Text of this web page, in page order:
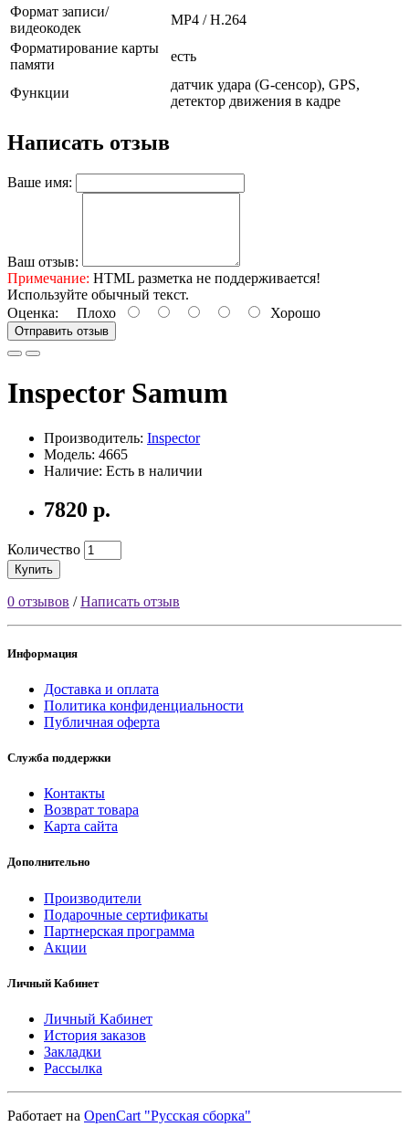
Формат записи/
видеокодек
MP4 / H.264
Форматирование карты
памяти
есть
Функции
датчик удара (G-сенсор), GPS,
детектор движения в кадре
Написать отзыв
Ваше имя:
Ваш отзыв:
Примечание: HTML разметка не поддерживается!
Используйте обычный текст.
Оценка: Плохо Хорошо
Отправить отзыв
Inspector Samum
Производитель: Inspector
Модель: 4665
Наличие: Есть в наличии
7820 р.
Количество
Купить
0 отзывов /Написать отзыв
Информация
Доставка и оплата
Политика конфиденциальности
Публичная оферта
Служба поддержки
Контакты
Возврат товара
Карта сайта
Дополнительно
Производители
Подарочные сертификаты
Партнерская программа
Акции
Личный Кабинет
Личный Кабинет
История заказов
Закладки
Рассылка
Работает на OpenCart "Русская сборка"